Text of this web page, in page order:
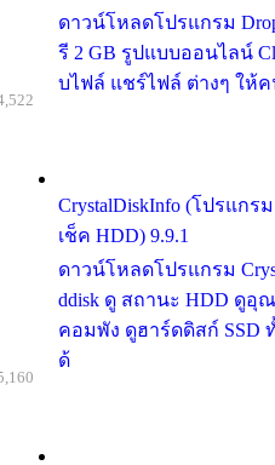
ดาวน์โหลดโปรแกรม
รี 2 GB รูปแบบออนไลน์
บไฟล์ แชร์ไฟล์ ต่างๆ ให้
CrystalDiskInfo (โปรแกร
เช็ค HDD) 9.9.1
ดาวน์โหลดโปรแกรม
ddisk ดู สถานะ HDD ดูอุ
คอมพัง ดูฮาร์ดดิสก์ SSD ทั้
ด้